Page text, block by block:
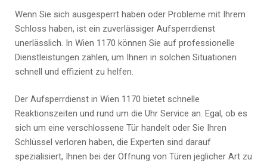
Wenn Sie sich ausgesperrt haben oder Probleme mit Ihrem
Schloss haben, ist ein zuverlässiger Aufsperrdienst
unerlässlich. In Wien 1170 können Sie auf professionelle
Dienstleistungen zählen, um Ihnen in solchen Situationen
schnell und effizient zu helfen.
Der Aufsperrdienst in Wien 1170 bietet schnelle
Reaktionszeiten und rund um die Uhr Service an. Egal, ob es
sich um eine verschlossene Tür handelt oder Sie Ihren
Schlüssel verloren haben, die Experten sind darauf
spezialisiert, Ihnen bei der Öffnung von Türen jeglicher Art zu